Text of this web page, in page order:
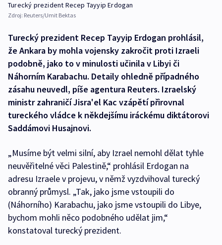
Turecký prezident Recep Tayyip Erdogan
Zdroj: Reuters/Umit Bektas
Turecký prezident Recep Tayyip Erdogan prohlásil,
že Ankara by mohla vojensky zakročit proti Izraeli
podobně, jako to v minulosti učinila v Libyi či
Náhorním Karabachu. Detaily ohledně případného
zásahu neuvedl, píše agentura Reuters. Izraelský
ministr zahraničí Jisra'el Kac vzápětí přirovnal
tureckého vládce k někdejšímu iráckému diktátorovi
Saddámovi Husajnovi.
„Musíme být velmi silní, aby Izrael nemohl dělat tyhle
neuvěřitelné věci Palestině,“ prohlásil Erdogan na
adresu Izraele v projevu, v němž vyzdvihoval turecký
obranný průmysl. „Tak, jako jsme vstoupili do
(Náhorního) Karabachu, jako jsme vstoupili do Libye,
bychom mohli něco podobného udělat jim,“
konstatoval turecký prezident.